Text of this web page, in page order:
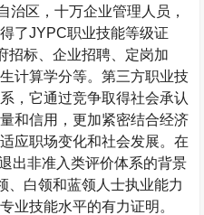
治区，十万企业管理人员，
了JYPC职业技能等级证
招标、企业招聘、定岗加
计算学分等。第三方职业技
，它通过竞争取得社会承认
和信用，更加紧密结合经济
应职场变化和社会发展。在
出非准入类评价体系的背景
、白领和蓝领人士执业能力
业技能水平的有力证明。